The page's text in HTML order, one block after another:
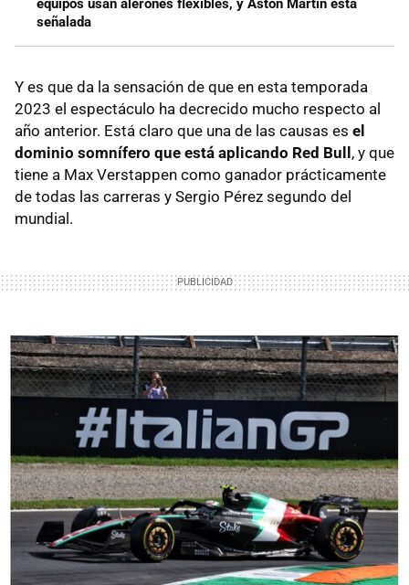
equipos usan alerones flexibles, y Aston Martin está
señalada
Y es que da la sensación de que en esta temporada
2023 el espectáculo ha decrecido mucho respecto al
año anterior. Está claro que una de las causas es el
dominio somnífero que está aplicando Red Bull , y que
tiene a Max Verstappen como ganador prácticamente
de todas las carreras y Sergio Pérez segundo del
mundial.